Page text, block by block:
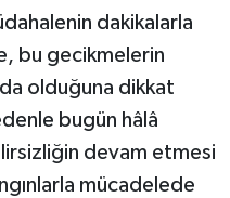
dakikalarla
bu gecikmelerin
olduğuna dikkat
bugün hâlâ
devam etmesi
mücadelede